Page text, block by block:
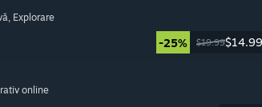
, Explorare
-25% $19.99$14.99
online